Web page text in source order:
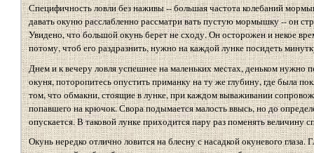
Специфичность ловли без наживы -- большая частота колебаний
давать окуню расслабленно рассматри вать пустую мормышку -- он
Увидено, что большой окунь берет не сходу. Он осторожен и некое
потому, чтоб его раздразнить, нужно на каждой лунке посидеть
Днем и к вечеру ловля успешнее на маленьких местах, деньком нужно
окуня, поторопитесь опустить приманку на ту же глубину, где была
том, что обмакни, стоящие в лунке, при каждом вываживании
попавшего на крючок. Свора подымается малость ввысь, но до
опускается. В таковой лунке приходится пару раз поменять величину
Окунь нередко отлично ловится на блесну с насадкой окуневого глаза.